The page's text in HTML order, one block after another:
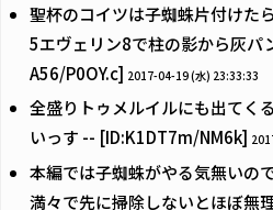
聖杯のコイツは子蜘蛛片付けた
5エヴェリン8で柱の影から灰パ
A56/P0OY.c] 2017-04-19 (水) 23:33:33
全盛りトゥメルイルにも出てく
いっす -- [ID:K1DT7m/NM6k]
本編では子蜘蛛がやる気無いの
満々で先に掃除しないとほぼ無